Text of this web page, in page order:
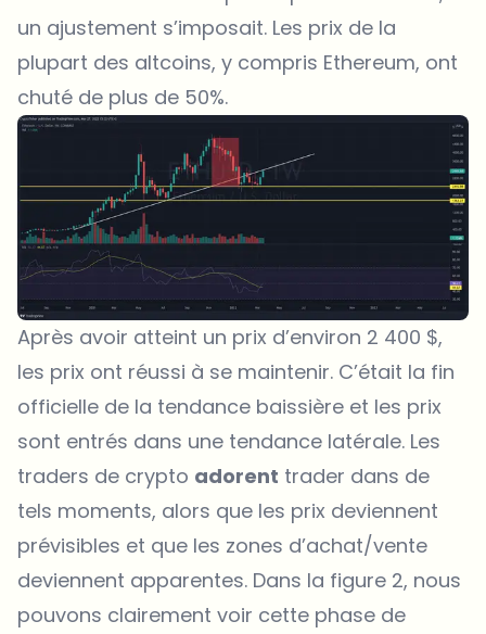
un ajustement s’imposait. Les prix de la
plupart des altcoins, y compris Ethereum, ont
chuté de plus de 50%.
Après avoir atteint un prix d’environ 2 400 $,
les prix ont réussi à se maintenir. C’était la fin
officielle de la tendance baissière et les prix
sont entrés dans une tendance latérale. Les
traders de crypto adorent trader dans de
tels moments, alors que les prix deviennent
prévisibles et que les zones d’achat/vente
deviennent apparentes. Dans la figure 2, nous
pouvons clairement voir cette phase de